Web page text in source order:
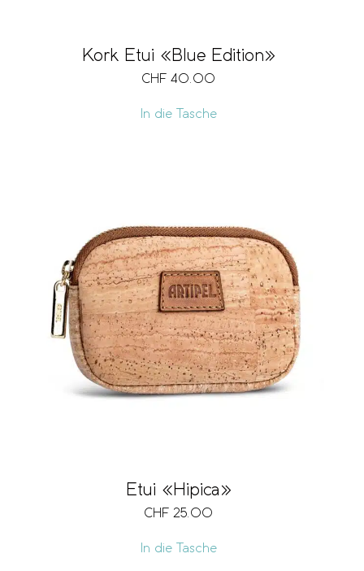
Kork Etui «Blue Edition»
CHF 40.00
In die Tasche
Etui «Hipica»
CHF 25.00
In die Tasche